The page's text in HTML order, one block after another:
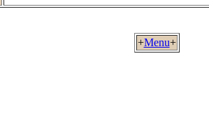
+Menu+